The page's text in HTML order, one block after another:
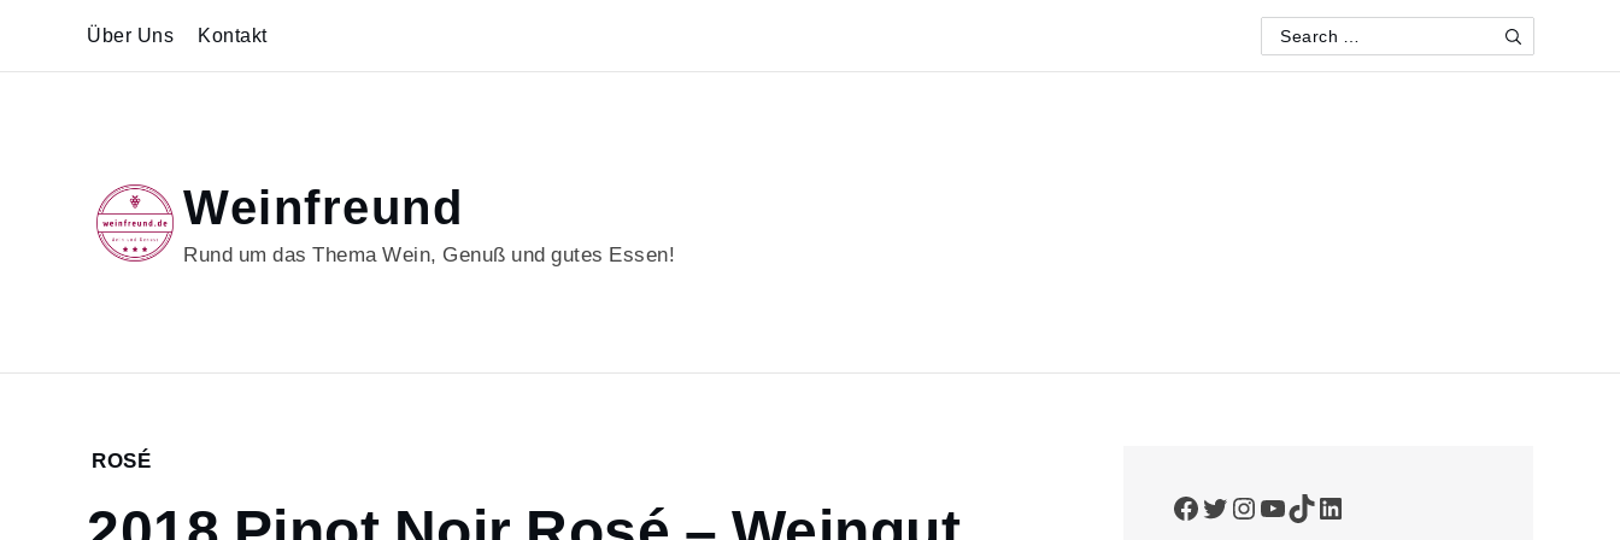
content
Über Uns Kontakt
Search
for:
Search
Weinfreund
Rund um das Thema Wein, Genuß und gutes Essen!
Home
Juli
ROSÉ
Facebook
Twitter
Instagram
YouTube
TikTokLinkedIn